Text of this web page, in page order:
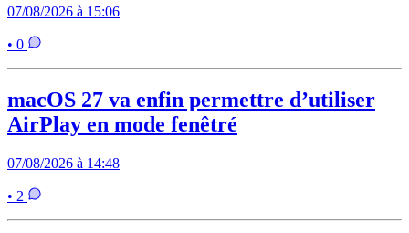
07/08/2026 à 15:06
• 0
macOS 27 va enfin permettre d’utiliser
AirPlay en mode fenêtré
07/08/2026 à 14:48
• 2